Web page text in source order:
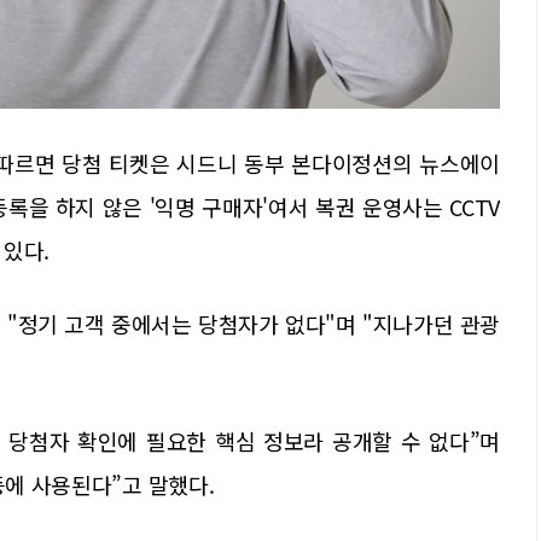
면 당첨 티켓은 시드니 동부 본다이정션의 뉴스에이
을 하지 않은 '익명 구매자'여서 복권 운영사는 CCTV
다.
정기 고객 중에서는 당첨자가 없다"며 "지나가던 관광
첨자 확인에 필요한 핵심 정보라 공개할 수 없다”며
사용된다”고 말했다.